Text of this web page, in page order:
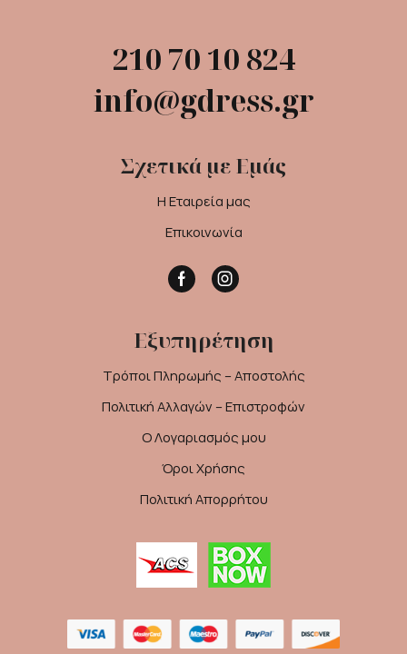
210 70 10 824
info@gdress.gr
Σχετικά με Εμάς
Η Εταιρεία μας
Επικοινωνία
FacebookInstagram
Εξυπηρέτηση
Τρόποι Πληρωμής – Αποστολής
Πολιτική Αλλαγών – Επιστροφών
Ο Λογαριασμός μου
Όροι Χρήσης
Πολιτική Απορρήτου